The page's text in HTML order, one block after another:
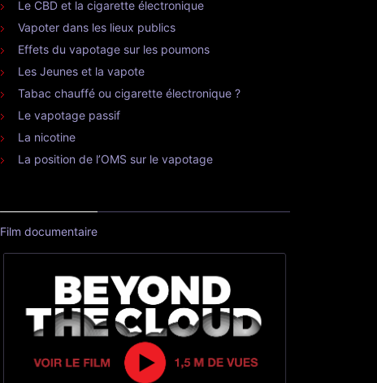
Le CBD et la cigarette électronique
Vapoter dans les lieux publics
Effets du vapotage sur les poumons
Les Jeunes et la vapote
Tabac chauffé ou cigarette électronique ?
Le vapotage passif
La nicotine
La position de l’OMS sur le vapotage
Film documentaire